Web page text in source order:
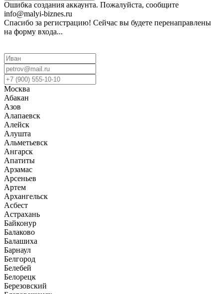
Ошибка создания аккаунта. Пожалуйста, сообщите
info@malyi-biznes.ru
Спасибо за регистрацию! Сейчас вы будете перенаправлены
на форму входа...
Москва
Абакан
Азов
Алапаевск
Алейск
Алушта
Альметьевск
Ангарск
Апатиты
Арзамас
Арсеньев
Артем
Архангельск
Асбест
Астрахань
Байконур
Балаково
Балашиха
Барнаул
Белгород
Белебей
Белорецк
Березовский